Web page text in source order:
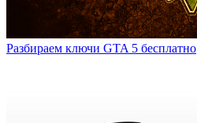
Разбираем ключи GTA 5 бесплатно